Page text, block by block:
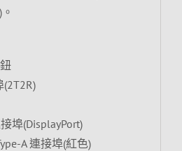
埠(DisplayPort)
A 連接埠(紅色)